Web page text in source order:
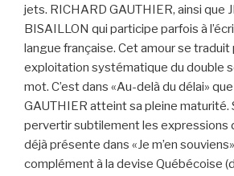
jets. RICHARD GAUTHIER, ainsi que
BISAILLON qui participe parfois à
langue française. Cet amour se traduit
exploitation systématique du double
mot. C’est dans «Au-delà du délai»
GAUTHIER atteint sa pleine maturité.
pervertir subtilement les expressions
déjà présente dans «Je m’en
complément à la devise Québécoise